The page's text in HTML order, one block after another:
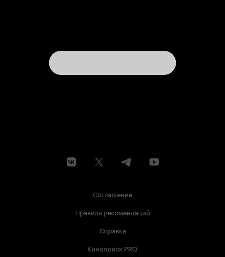
Соглашение
Правила рекомендаций
Справка
Кинопоиск PRO